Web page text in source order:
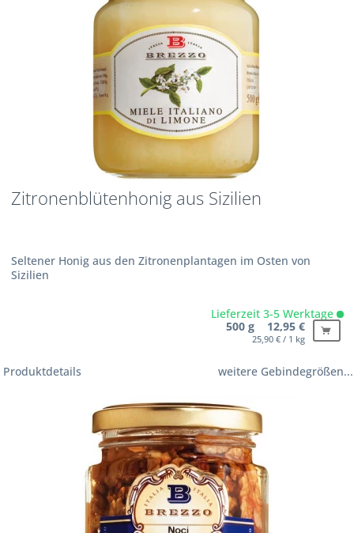
Zitronenblütenhonig aus Sizilien
Seltener Honig aus den Zitronenplantagen im Osten von
Sizilien
Lieferzeit 3-5 Werktage
500 g 12,95 €
25,90 € / 1 kg
Produktdetails weitere Gebindegrößen...